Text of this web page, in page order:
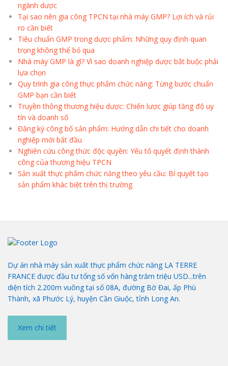
ngành dược
Tại sao nên gia công TPCN tại nhà máy GMP? Lợi ích và rủi
ro cần biết
Tiêu chuẩn GMP trong dược phẩm: Những quy định quan
trọng không thể bỏ qua
Nhà máy GMP là gì? Vì sao doanh nghiệp dược bắt buộc phải
lựa chọn
Quy trình gia công thực phẩm chức năng: Từng bước chuẩn
GMP bạn cần biết
Truyền thông thương hiệu dược: Chiến lược giúp tăng độ uy
tín và doanh số
Đăng ký công bố sản phẩm: Hướng dẫn chi tiết cho doanh
nghiệp mới bắt đầu
Nghiên cứu công thức độc quyền: Yếu tố quyết định thành
công của thương hiệu TPCN
Sản xuất thực phẩm chức năng theo yêu cầu: Bí quyết tạo
sản phẩm khác biệt trên thị trường
Dự án nhà máy sản xuất thực phẩm chức năng LA TERRE
FRANCE được đầu tư tổng số vốn hàng trăm triệu USD...trên
diện tích 2.200m vuông tại số 08A, đường Bờ Đai, ấp Phù
Thành, xã Phước Lý, huyện Cần Giuộc, tỉnh Long An.
Xem chi tiết